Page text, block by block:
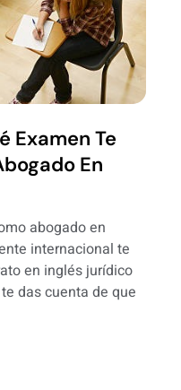
Examen Te
En
abogado en
internacional te
en inglés jurídico
das cuenta de que